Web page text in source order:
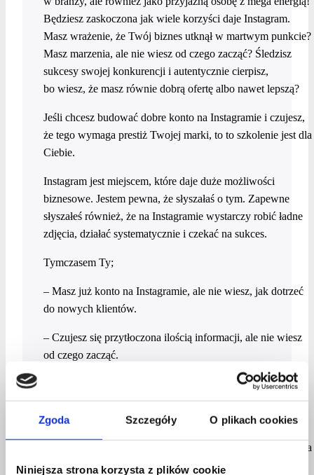
Zgoda Szczegóły O plikach cookies
Niniejsza strona korzysta z plików cookie
Będziesz zaskoczona jak wiele korzyści daje Instagram.
Masz wrażenie, że Twój biznes utknął w martwym punkcie?
Masz marzenia, ale nie wiesz od czego zacząć? Śledzisz
sukcesy swojej konkurencji i autentycznie cierpisz,
bo wiesz, że masz równie dobrą ofertę albo nawet lepszą?
Jeśli chcesz budować dobre konto na Instagramie i czujesz,
że tego wymaga prestiż Twojej marki, to to szkolenie jest dla
Ciebie.
Instagram jest miejscem, które daje duże możliwości
biznesowe. Jestem pewna, że słyszałaś o tym. Zapewne
słyszałeś również, że na Instagramie wystarczy robić ładne
zdjęcia, działać systematycznie i czekać na sukces.
Tymczasem Ty;
– Masz już konto na Instagramie, ale nie wiesz, jak dotrzeć
do nowych klientów.
– Czujesz się przytłoczona ilością informacji, ale nie wiesz
od czego zacząć.
a i tak nie widzisz żadnych efektów.
Jeśli chcesz budować dobre konto na Instagramie i czujesz,
że tego wymaga prestiż Twojej marki, to to szkolenie jest dla
Ciebie.